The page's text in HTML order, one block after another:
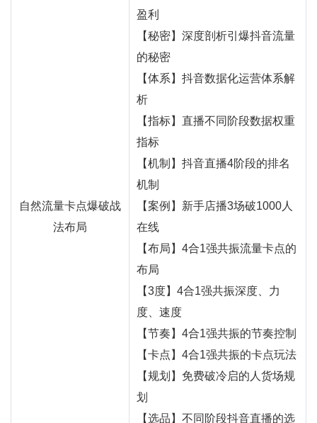
自然流量卡点爆破战
法布局
盈利
【秘密】深度剖析引爆抖音流量
的秘密
【体系】抖音数据化运营体系解
析
【指标】直播不同阶段数据权重
指标
【机制】抖音直播4阶段的排名
机制
【案例】新手店播3场破1000人
在线
【布局】4合1强共振流量卡点的
布局
【3度】4合1强共振深度、力
度、速度
【节奏】4合1强共振的节奏控制
【卡点】4合1强共振的卡点玩法
【规划】免费破冷启的人货场规
划
【选品】不同阶段抖音直播的选